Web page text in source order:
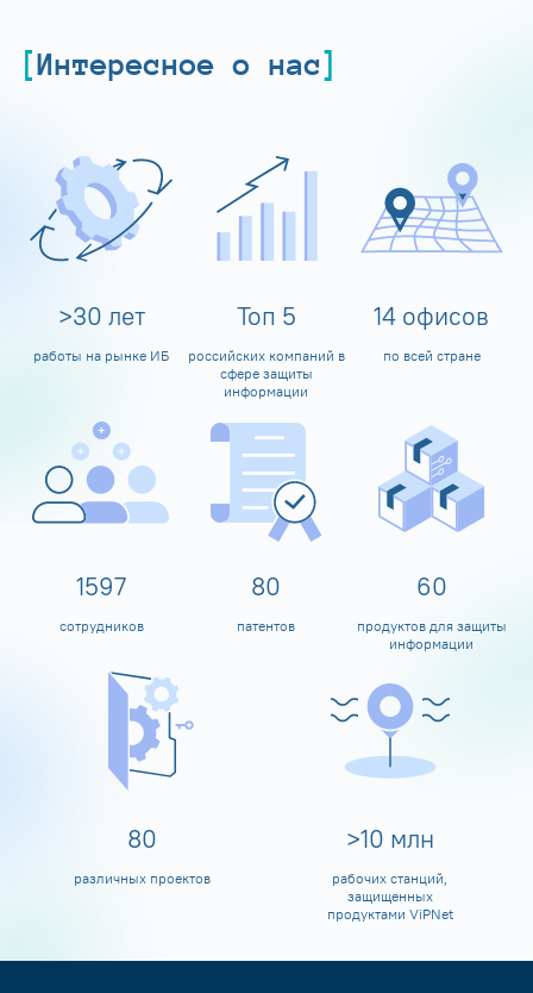
Интересное о нас
>30 лет
работы на рынке ИБ
Топ 5
российских компаний в
сфере защиты
информации
14 офисов
по всей стране
1600
сотрудников
80
патентов
60
продуктов для защиты
информации
80
различных проектов
>10 млн
рабочих станций,
защищенных
продуктами ViPNet